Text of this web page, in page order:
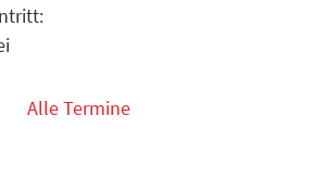
Alle Termine